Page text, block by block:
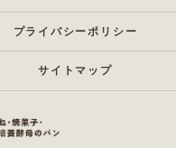
プライバシーポリシー
サイトマップ